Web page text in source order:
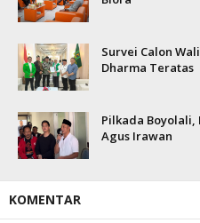
Survei Calon
Dharma Teratas
Pilkada Boyolali,
Agus Irawan
KOMENTAR